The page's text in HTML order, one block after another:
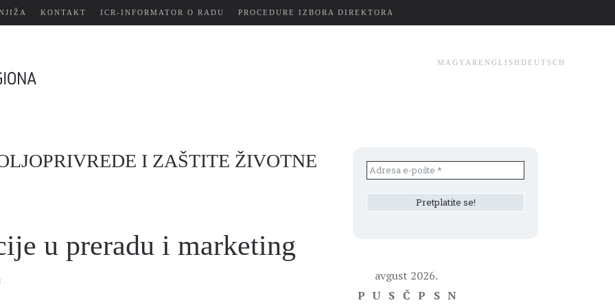
KONTAKT ICR-INFORMATOR O RADU PROCEDURE IZBORA DIREKTORA
MAGYAR ENGLISH DEUTSCH
I ZAŠTITE ŽIVOTNE
u preradu i marketing
avgust 2026.
P U S Č P S N